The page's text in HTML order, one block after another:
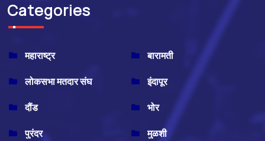
Categories
महाराष्ट्र
बारामती
लोकसभा मतदार संघ
इंदापूर
दौंड
भोर
पुरंदर
मुळशी